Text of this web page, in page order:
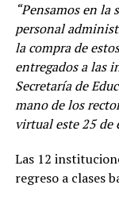
“Pensamos en la
personal
la compra de
entregados a las
Secretaría de
mano de los
virtual este 25 de
Las 12
regreso a clases